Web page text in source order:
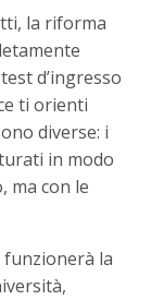
la riforma
d’ingresso
ti orienti
diverse: i
in modo
ma con le
la